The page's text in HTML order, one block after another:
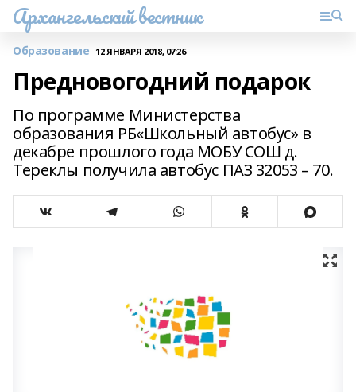
Архангельский вестник
Образование 12 ЯНВАРЯ 2018, 07:26
Предновогодний подарок
По программе Министерства
образования РБ«Школьный автобус» в
декабре прошлого года МОБУ СОШ д.
Тереклы получила автобус ПАЗ 32053 – 70.